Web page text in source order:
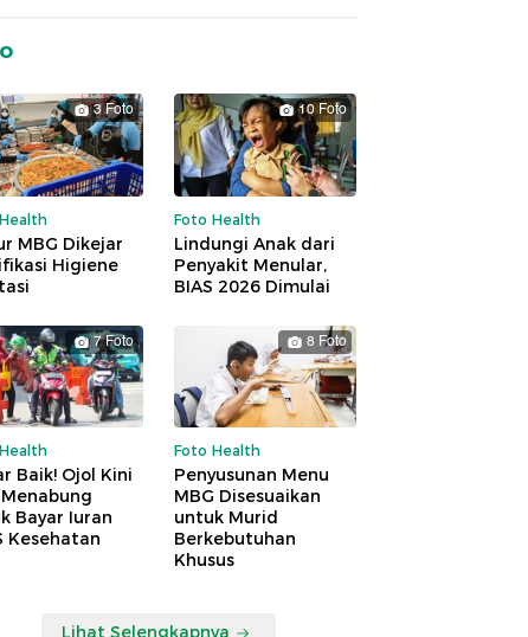
3 Foto
MBG Dikejar
Higiene
10 Foto
Foto Health
Lindungi Anak dari
Penyakit Menular,
BIAS 2026 Dimulai
7 Foto
Baik! Ojol Kini
Bayar Iuran
Kesehatan
8 Foto
Foto Health
Penyusunan Menu
MBG Disesuaikan
untuk Murid
Berkebutuhan
Khusus
Lihat Selengkapnya